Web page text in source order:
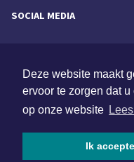
Deze website maakt
ervoor te zorgen dat
op onze website
Ik
SOCIAL MEDIA
NIEUWSBRIEF AANMELDEN
Schrijf je in voor onze
samenvatting van alle